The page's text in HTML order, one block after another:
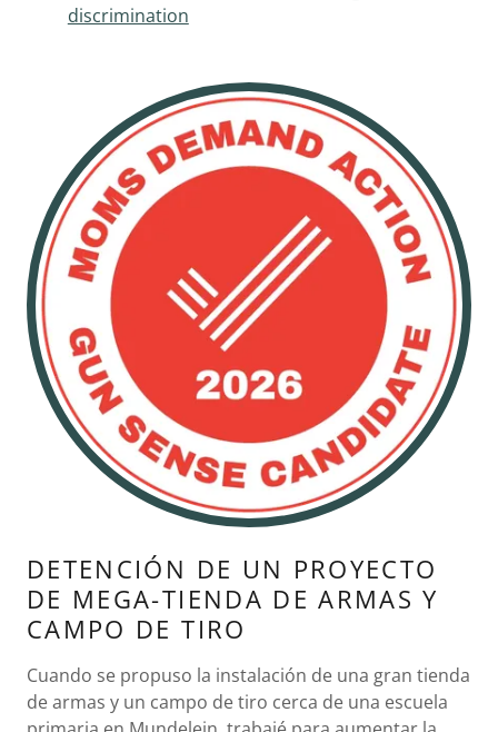
discrimination
DETENCIÓN DE UN PROYECTO
DE MEGA-TIENDA DE ARMAS Y
CAMPO DE TIRO
Cuando se propuso la instalación de una gran tienda
de armas y un campo de tiro cerca de una escuela